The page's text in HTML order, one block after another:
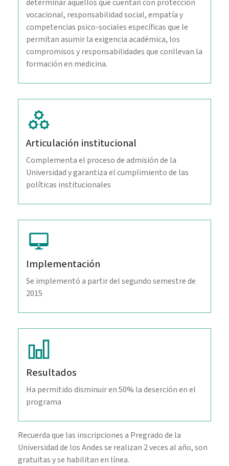
determinar aquellos que cuentan con protección
vocacional, responsabilidad social, empatía y
competencias psico-sociales específicas que le
permitan asumir la exigencia académica, los
compromisos y responsabilidades que conllevan la
formación en medicina.
Articulación institucional
Complementa el proceso de admisión de la
Universidad y garantiza el cumplimiento de las
políticas institucionales
Implementación
Se implementó a partir del segundo semestre de
2015
Resultados
Ha permitido disminuir en 50% la deserción en el
programa
Recuerda que las inscripciones a Pregrado de la
Universidad de los Andes se realizan 2 veces al año, son
gratuitas y se habilitan en línea.